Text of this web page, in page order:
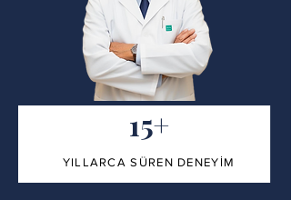
15+
YILLARCA SÜREN DENEYİM